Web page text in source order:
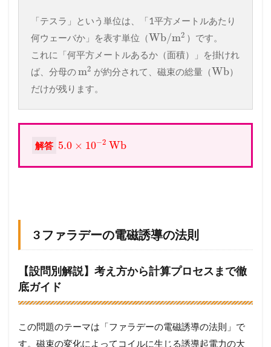
「テスラ」という単位は、「1平方メートルあたり
何ウェーバか」を表す単位（Wb/m2 ）です。
これに「何平方メートルあるか（面積）」を掛けれ
ば、分母のm2 が約分されて、磁束の総量（Wb）
だけが残ります。
解答 5.0 × 10−2 Wb
3 ファラデーの電磁誘導の法則
【設問別解説】考え方から計算プロセスまで徹
底ガイド
この問題のテーマは「ファラデーの電磁誘導の法則」で
す。磁束の変化によってコイルに生じる誘導起電力の大